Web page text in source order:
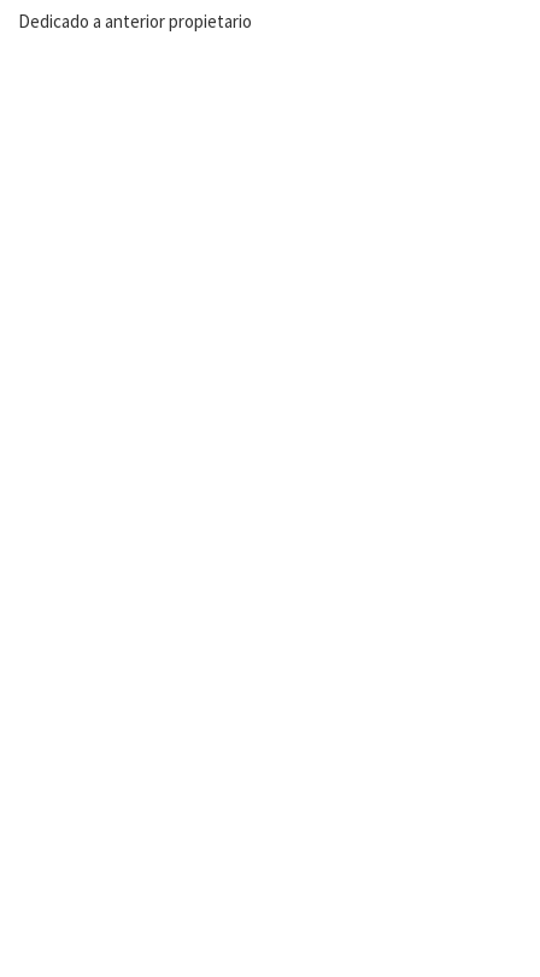
Dedicado a anterior propietario